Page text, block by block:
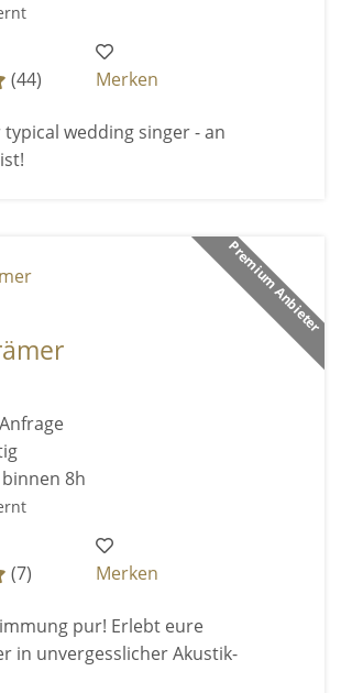
(44)
Merken
wedding singer - an
Premium Anbieter
8h
(7)
Merken
pur! Erlebt eure
in unvergesslicher Akustik-